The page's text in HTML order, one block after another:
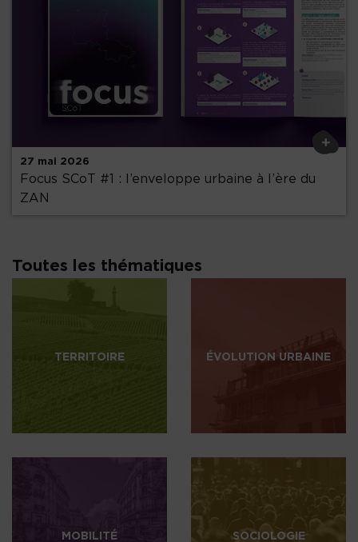
Précédent
+
27 mai 2026
Focus SCoT #1 : l’enveloppe urbaine à l’ère du
ZAN
Toutes les thématiques
TERRITOIRE ÉVOLUTION URBAINE
MOBILITÉ SOCIOLOGIE